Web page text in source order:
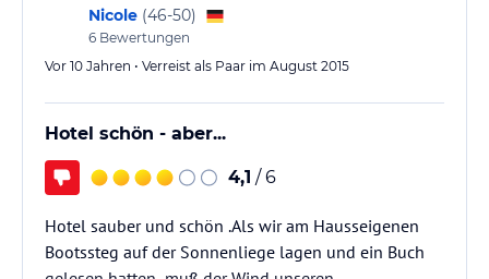
Nicole (46-50)
6 Bewertungen
Vor 10 Jahren • Verreist als Paar im August 2015
Hotel schön - aber...
4,1 / 6
Hotel sauber und schön .Als wir am Hausseigenen
Bootssteg auf der Sonnenliege lagen und ein Buch